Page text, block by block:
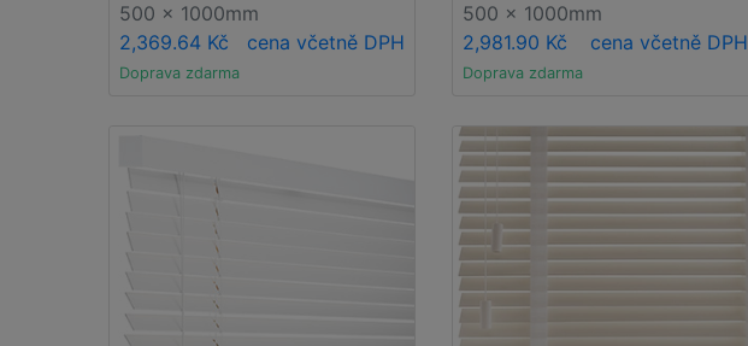
500 x 1000mm
2,369.64 Kč
cena včetně DPH
Doprava zdarma
500 x 1000mm
2,981.90 Kč
cena včetně DPH
Doprava zdarma